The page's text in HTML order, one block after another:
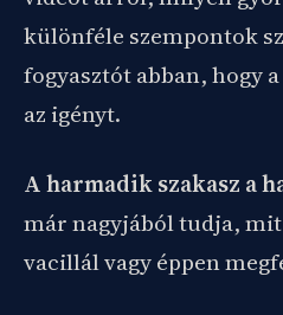
különféle szempontok
fogyasztót abban, hogy
az igényt.
A harmadik szakasz a
már nagyjából tudja,
vacillál vagy éppen